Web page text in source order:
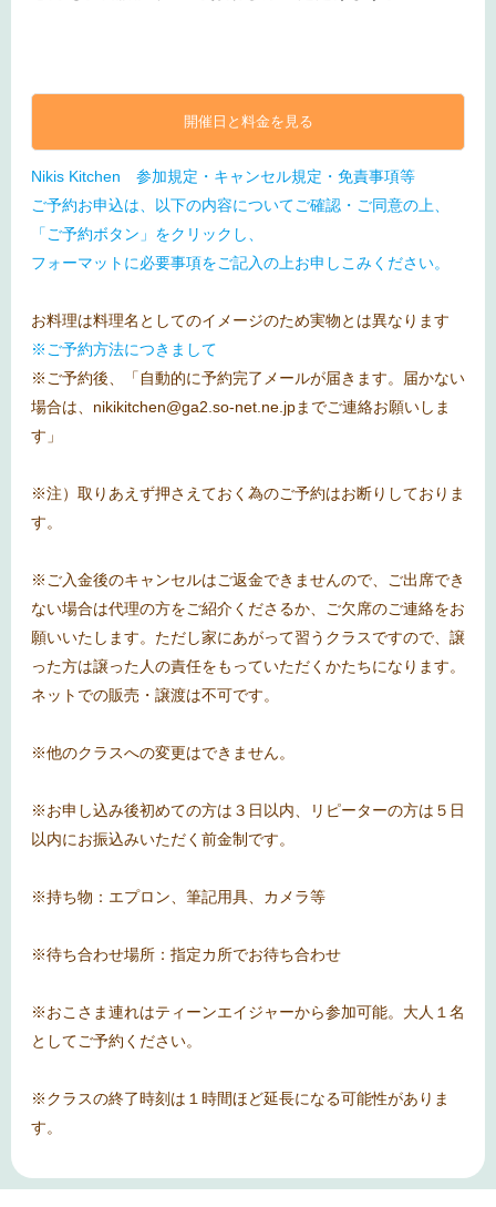
開催日と料金を見る
Nikis Kitchen 参加規定・キャンセル規定・免責事項等
ご予約お申込は、以下の内容についてご確認・ご同意の上、
「ご予約ボタン」をクリックし、
フォーマットに必要事項をご記入の上お申しこみください。
お料理は料理名としてのイメージのため実物とは異なります
※ご予約方法につきまして
※ご予約後、「自動的に予約完了メールが届きます。届かない
場合は、nikikitchen@ga2.so-net.ne.jpまでご連絡お願いしま
す」
※注）取りあえず押さえておく為のご予約はお断りしておりま
す。
※ご入金後のキャンセルはご返金できませんので、ご出席でき
ない場合は代理の方をご紹介くださるか、ご欠席のご連絡をお
願いいたします。ただし家にあがって習うクラスですので、譲
った方は譲った人の責任をもっていただくかたちになります。
ネットでの販売・譲渡は不可です。
※他のクラスへの変更はできません。
※お申し込み後初めての方は３日以内、リピーターの方は５日
以内にお振込みいただく前金制です。
※持ち物：エプロン、筆記用具、カメラ等
※待ち合わせ場所：指定カ所でお待ち合わせ
※おこさま連れはティーンエイジャーから参加可能。大人１名
としてご予約ください。
※クラスの終了時刻は１時間ほど延長になる可能性がありま
す。